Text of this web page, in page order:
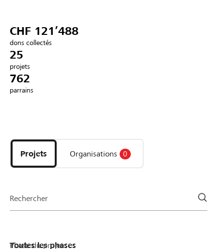
Se connecter
DE FR IT
CHF 121’488
dons collectés
25
projets
762
parrains
les
projets
et
la
Projets Organisations 0
Rechercher
Phase du projet